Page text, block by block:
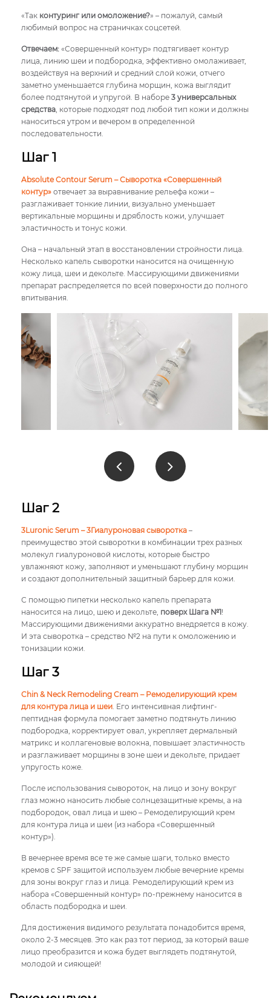
«Так контуринг или омоложение?» – пожалуй, самый
любимый вопрос на страничках соцсетей.
Отвечаем: «Совершенный контур» подтягивает контур
лица, линию шеи и подбородка, эффективно омолаживает,
воздействуя на верхний и средний слой кожи, отчего
заметно уменьшается глубина морщин, кожа выглядит
более подтянутой и упругой. В наборе 3 универсальных
средства , которые подходят под любой тип кожи и должны
наноситься утром и вечером в определенной
последовательности.
Шаг 1
Absolute Contour Serum – Сыворотка «Совершенный
контур» отвечает за выравнивание рельефа кожи –
разглаживает тонкие линии, визуально уменьшает
вертикальные морщины и дряблость кожи, улучшает
эластичность и тонус кожи.
Она – начальный этап в восстановлении стройности лица.
Несколько капель сыворотки наносится на очищенную
кожу лица, шеи и декольте. Массирующими движениями
препарат распределяется по всей поверхности до полного
впитывания.
Шаг 2
3Luronic Serum – 3Гиалуроновая сыворотка –
преимущество этой сыворотки в комбинации трех разных
молекул гиалуроновой кислоты, которые быстро
увлажняют кожу, заполняют и уменьшают глубину морщин
и создают дополнительный защитный барьер для кожи.
С помощью пипетки несколько капель препарата
наносится на лицо, шею и декольте, поверх Шага №1!
Массирующими движениями аккуратно внедряется в кожу.
И эта сыворотка – средство №2 на пути к омоложению и
тонизации кожи.
Шаг 3
Chin & Neck Remodeling Cream – Ремоделирующий крем
для контура лица и шеи . Его интенсивная лифтинг-
пептидная формула помогает заметно подтянуть линию
подбородка, корректирует овал, укрепляет дермальный
матрикс и коллагеновые волокна, повышает эластичность
и разглаживает морщины в зоне шеи и декольте, придает
упругость коже.
После использования сывороток, на лицо и зону вокруг
глаз можно наносить любые солнцезащитные кремы, а на
подбородок, овал лица и шею – Ремоделирующий крем
для контура лица и шеи (из набора «Совершенный
контур»).
В вечернее время все те же самые шаги, только вместо
кремов с SPF защитой используем любые вечерние кремы
для зоны вокруг глаз и лица. Ремоделирующий крем из
набора «Cовершенный контур» по-прежнему наносится в
область подбородка и шеи.
Для достижения видимого результата понадобится время,
около 2-3 месяцев. Это как раз тот период, за который ваше
лицо преобразится и кожа будет выглядеть подтянутой,
молодой и сияющей!